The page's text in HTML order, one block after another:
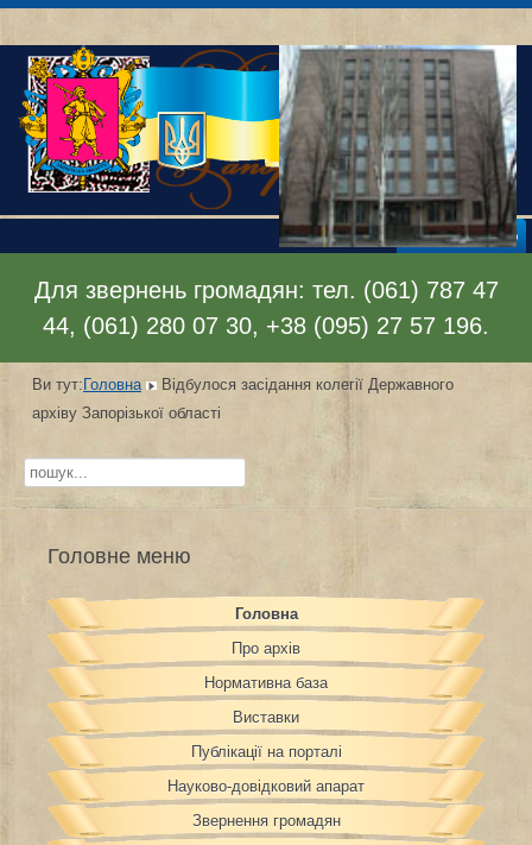
Відкрити меню
Для звернень громадян: тел. (061) 787 47
44, (061) 280 07 30, +38 (095) 27 57 196.
Ви тут:Головна
Відбулося засідання колегії Державного
архіву Запорізької області
Пошук...
Головне меню
Головна
Про архів
Нормативна база
Виставки
Публікації на порталі
Науково-довідковий апарат
Звернення громадян